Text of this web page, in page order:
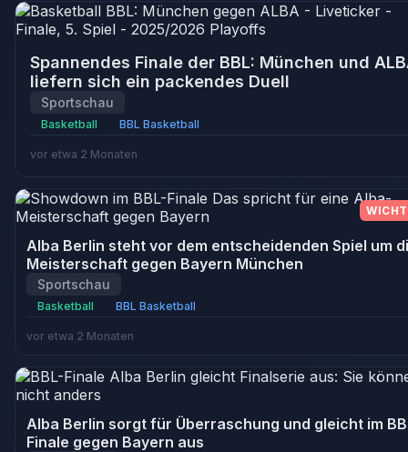
Spannendes Finale der BBL: München und
liefern sich ein packendes Duell
Sportschau
Basketball BBL Basketball
vor etwa 2 Monaten
Alba Berlin steht vor dem entscheidenden Spiel um
Meisterschaft gegen Bayern München
Sportschau
Basketball BBL Basketball
vor etwa 2 Monaten
Alba Berlin sorgt für Überraschung und gleicht im
Finale gegen Bayern aus